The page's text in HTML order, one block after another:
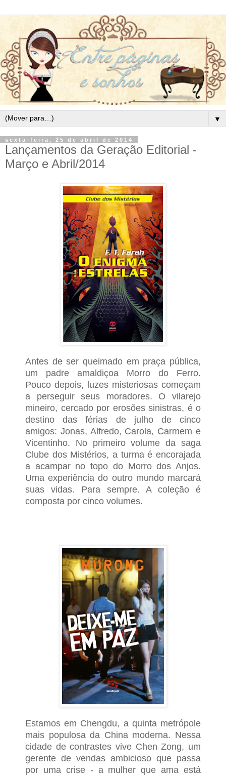
▼
sexta-feira, 25 de abril de 2014
Lançamentos da Geração Editorial -
Março e Abril/2014
Antes de ser queimado em praça pública,
um pa­dre amaldiçoa Morro do Ferro.
Pouco depois, luzes misteriosas começam
a perseguir seus moradores. O vilarejo
mineiro, cercado por erosões sinistras, é o
destino das férias de julho de cinco
amigos: Jonas, Alfredo, Carola, Carmem e
Vicentinho. No primeiro volume da saga
Clube dos Mistérios, a turma é encorajada
a acampar no topo do Morro dos Anjos.
Uma experiência do outro mundo mar­cará
suas vidas. Para sempre. A coleção é
composta por cinco volumes.
Estamos em Chengdu, a quinta metrópole
mais populosa da China moderna. Nessa
cidade de contrastes vive Chen Zong, um
gerente de vendas ambicioso que passa
por uma crise - a mulher que ama está